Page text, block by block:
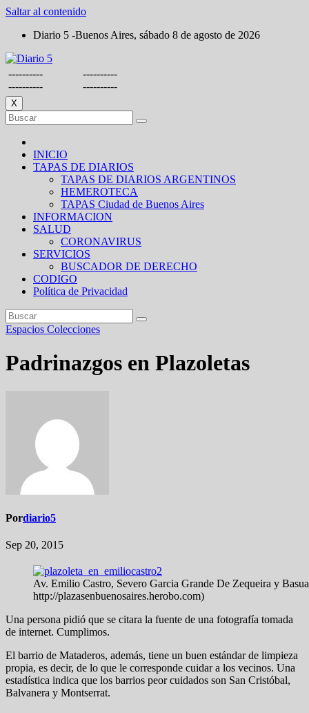
Saltar al contenido
Diario 5 -Buenos Aires, sábado 8 de agosto de 2026
----------
----------
----------
----------
X
INICIO
TAPAS DE DIARIOS
TAPAS DE DIARIOS ARGENTINOS
HEMEROTECA
TAPAS Ciudad de Buenos Aires
INFORMACION
SALUD
CORONAVIRUS
SERVICIOS
BUSCADOR DE DERECHO
CODIGO
Política de Privacidad
Espacios Colecciones
Padrinazgos en Plazoletas
Pordiario5
Sep 20, 2015
Av. Emilio Castro, Severo Garcia Grande De Zequeira y
http://plazasenbuenosaires.herobo.com)
Una persona pidió que se citara la fuente de una fotografía tomada
de internet. Cumplimos.
El barrio de Mataderos, además, tiene un buen estándar de limpieza
propia, es decir, de lo que le corresponde cuidar a los vecinos. Una
estadística indica que los barrios peor cuidados son San Cristóbal,
Balvanera y Montserrat.